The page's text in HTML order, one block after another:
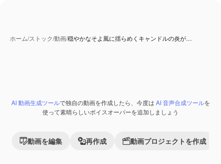
ホーム/ストック/動画/穏やかなそよ風に揺らめくキャンドルの炎が…
Premium
AI 動画生成ツールで独自の動画を作成したら、今度は AI 音声合成ツールを
使って素晴らしいボイスオーバーを追加しましょう
動画を編集 再作成 動画プロジェクトを作成